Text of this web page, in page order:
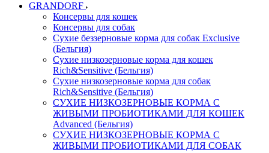
GRANDORF
Консервы для кошек
Консервы для собак
Сухие беззерновые корма для собак Exclusive
(Бельгия)
Сухие низкозерновые корма для кошек
Rich&Sensitive (Бельгия)
Сухие низкозерновые корма для собак
Rich&Sensitive (Бельгия)
СУХИЕ НИЗКОЗЕРНОВЫЕ КОРМА С
ЖИВЫМИ ПРОБИОТИКАМИ ДЛЯ КОШЕК
Advanced (Бельгия)
СУХИЕ НИЗКОЗЕРНОВЫЕ КОРМА С
ЖИВЫМИ ПРОБИОТИКАМИ ДЛЯ СОБАК